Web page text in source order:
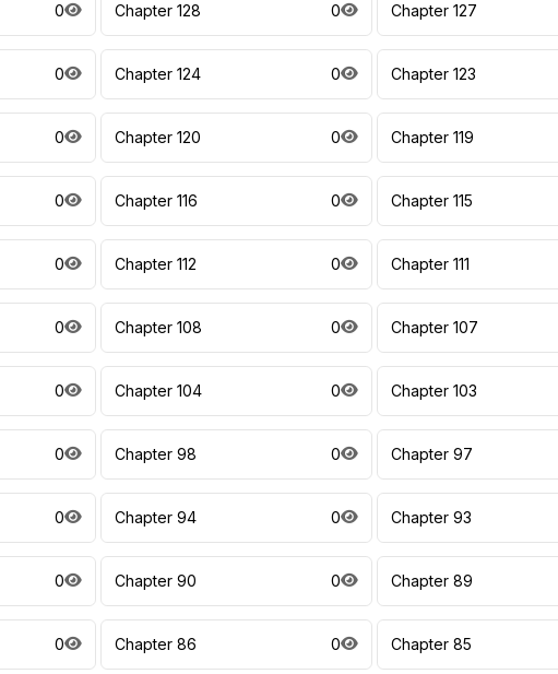
0 Chapter 128 0 Chapter 127
0 Chapter 124 0 Chapter 123
0 Chapter 120 0 Chapter 119
0 Chapter 116 0 Chapter 115
0 Chapter 112 0 Chapter 111
0 Chapter 108 0 Chapter 107
0 Chapter 104 0 Chapter 103
0 Chapter 98 0 Chapter 97
0 Chapter 94 0 Chapter 93
0 Chapter 90 0 Chapter 89
0 Chapter 86 0 Chapter 85